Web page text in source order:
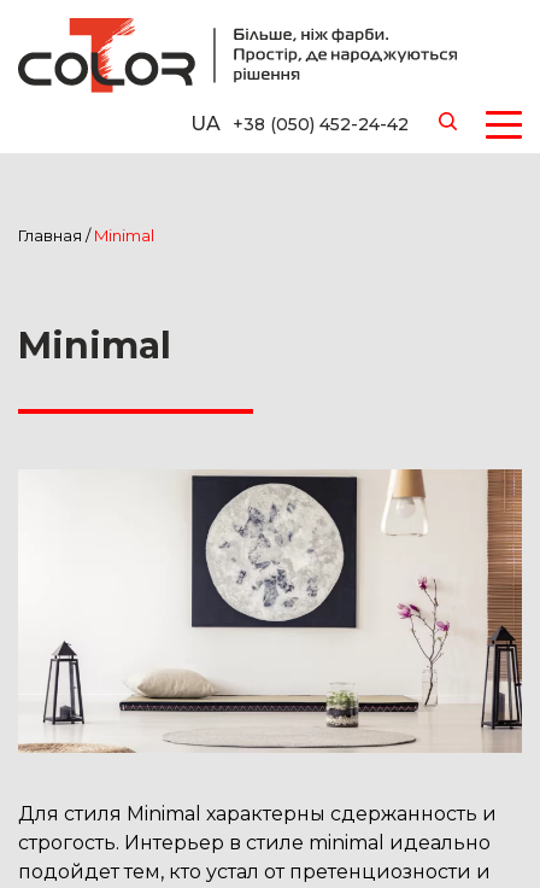
UA +38 (050) 452-24-42
Главная /Minimal
Minimal
Для стиля Minimal характерны сдержанность и
строгость. Интерьер в стиле minimal идеально
подойдет тем, кто устал от претенциозности и